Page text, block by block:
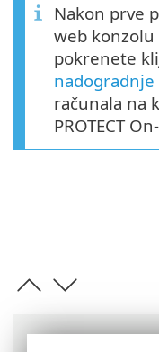
Nakon prve
web
pokrenete
nadogradnje
računala na
PROTECT